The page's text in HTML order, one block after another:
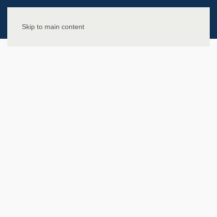
Skip to main content